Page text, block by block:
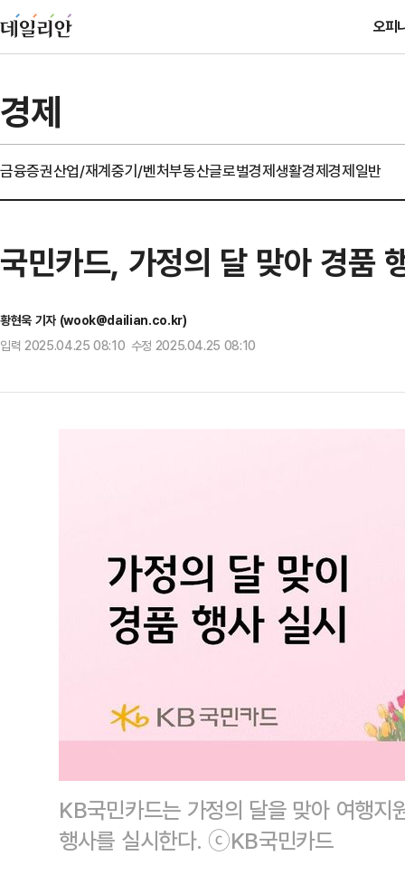
오피
경제
금융증권산업/재계중기/벤처부동산글로벌경제생활경제경제일반
국민카드, 가정의 달 맞아 경품
황현욱 기자 (wook@dailian.co.kr)
입력 2025.04.25 08:10 수정 2025.04.25 08:10
KB국민카드는 가정의 달을 맞아 여행지
행사를 실시한다. ⓒKB국민카드